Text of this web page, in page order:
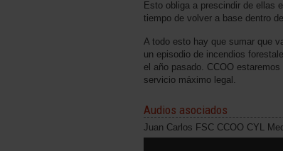
Esto obliga a prescindir de ellas
tiempo de volver a base dentro
A todo esto hay que sumar que
un episodio de incendios
el año pasado. CCOO
servicio máximo legal.
Audios asociados
Juan Carlos FSC CCOO CYL